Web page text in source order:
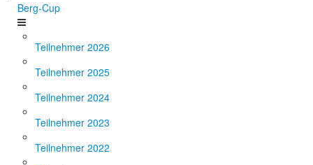
Berg-Cup
Teilnehmer 2026
Teilnehmer 2025
Teilnehmer 2024
Teilnehmer 2023
Teilnehmer 2022